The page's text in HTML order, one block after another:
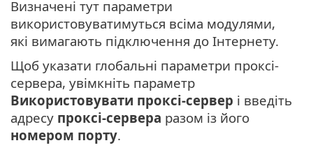
Визначені тут параметри
використовуватимуться всіма модулями,
які вимагають підключення до Інтернету.
Щоб указати глобальні параметри проксі-
сервера, увімкніть параметр
Використовувати проксі-сервер і введіть
адресу проксі-сервера разом із його
номером порту.